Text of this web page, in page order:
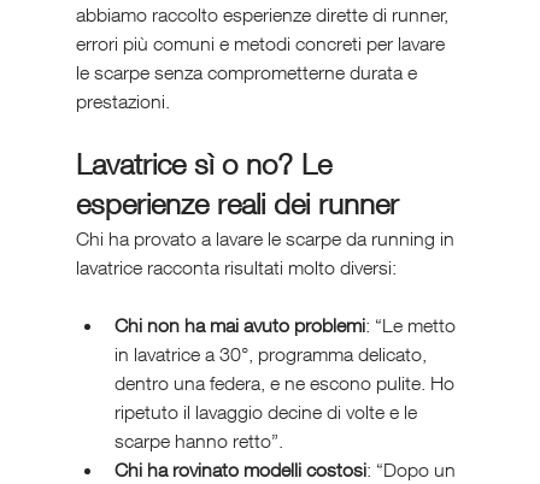
abbiamo raccolto esperienze dirette di runner,
errori più comuni e metodi concreti per lavare
le scarpe senza comprometterne durata e
prestazioni.
Lavatrice sì o no? Le
esperienze reali dei runner
Chi ha provato a lavare le scarpe da running in
lavatrice racconta risultati molto diversi:
Chi non ha mai avuto problemi: “Le metto
in lavatrice a 30°, programma delicato,
dentro una federa, e ne escono pulite. Ho
ripetuto il lavaggio decine di volte e le
scarpe hanno retto”.
Chi ha rovinato modelli costosi: “Dopo un